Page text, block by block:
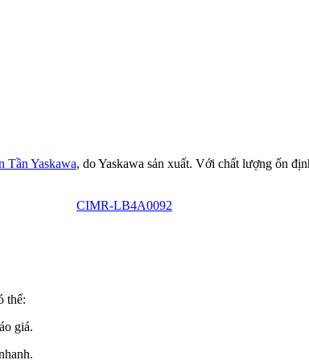
Tần Yaskawa, do Yaskawa sản xuất. Với chất lượng ổn
CIMR-LB4A0092
thể:
giá.